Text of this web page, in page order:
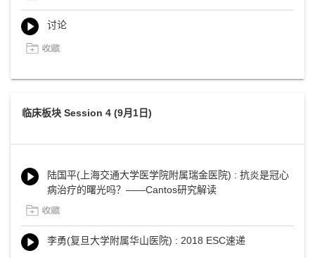
讨论
临床板块 Session 4 (9月1日)
陆国平(上海交通大学医学院附属瑞金医院) : 抗炎是冠心
病治疗的曙光吗？——Cantos研究解读
李勇(复旦大学附属华山医院) : 2018 ESC速递